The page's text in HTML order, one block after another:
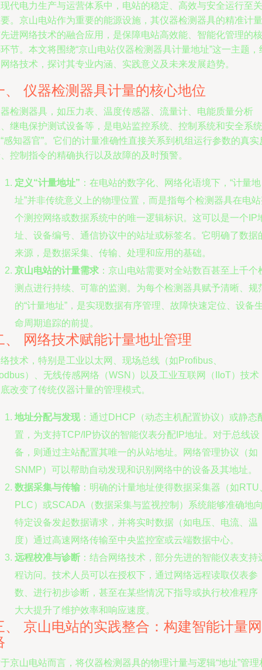
代电力生产与运营体系中，电站的稳定、高效与安全运行至关
。京山电站作为重要的能源设施，其仪器检测器具的精准计量
进网络技术的融合应用，是保障电站高效能、智能化管理的核
节。本文将围绕“京山电站仪器检测器具计量地址”这一主题，
络技术，探讨其专业内涵、实践意义及未来发展趋势。
、 仪器检测器具计量的核心地位
检测器具，如压力表、温度传感器、流量计、电能质量分析
继电保护测试设备等，是电站监控系统、控制系统和安全系统
感知器官”。它们的计量准确性直接关系到机组运行参数的真实
控制指令的精确执行以及故障的及时预警。
定义“计量地址” ：在电站的数字化、网络化语境下，“计量地
址”并非传统意义上的物理位置，而是指每个检测器具在电
个测控网络或数据系统中的唯一逻辑标识。这可以是一个IP
址、设备编号、通信协议中的站址或标签名。它明确了数据
来源，是数据采集、传输、处理和应用的基础。
京山电站的计量需求 ：京山电站需要对全站数百甚至上千个
测点进行持续、可靠的监测。为每个检测器具赋予清晰、规
的“计量地址”，是实现数据有序管理、故障快速定位、设备
命周期追踪的前提。
、 网络技术赋能计量地址管理
技术，特别是工业以太网、现场总线（如Profibus、
）、无线传感网络（WSN）以及工业互联网（IIoT）技术
改变了传统仪器计量的管理模式。
地址分配与发现：通过DHCP（动态主机配置协议）或静态
置，为支持TCP/IP协议的智能仪表分配IP地址。对于总线设
备，则通过主站配置其唯一的从站地址。网络管理协议（如
SNMP）可以帮助自动发现和识别网络中的设备及其地址。
数据采集与传输 ：明确的计量地址使得数据采集器（如RTU
PLC）或SCADA（数据采集与监视控制）系统能够准确地
特定设备发起数据请求，并将实时数据（如电压、电流、温
度）通过高速网络传输至中央监控室或云端数据中心。
远程校准与诊断 ：结合网络技术，部分先进的智能仪表支持
程访问。技术人员可以在授权下，通过网络远程读取仪表参
数、进行初步诊断，甚至在某些情况下指导或执行校准程序
大大提升了维护效率和响应速度。
、 京山电站的实践整合：构建智能计量网
京山电站而言，将仪器检测器具的物理计量与逻辑“地址”管理